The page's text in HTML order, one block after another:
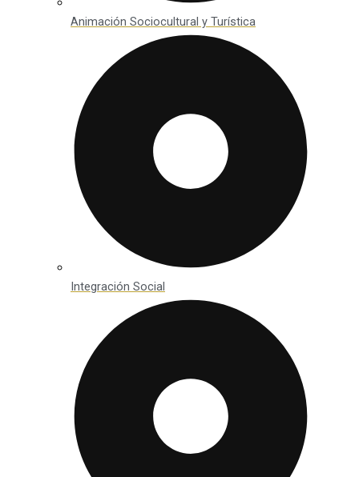
Animación Sociocultural y Turística
Integración Social